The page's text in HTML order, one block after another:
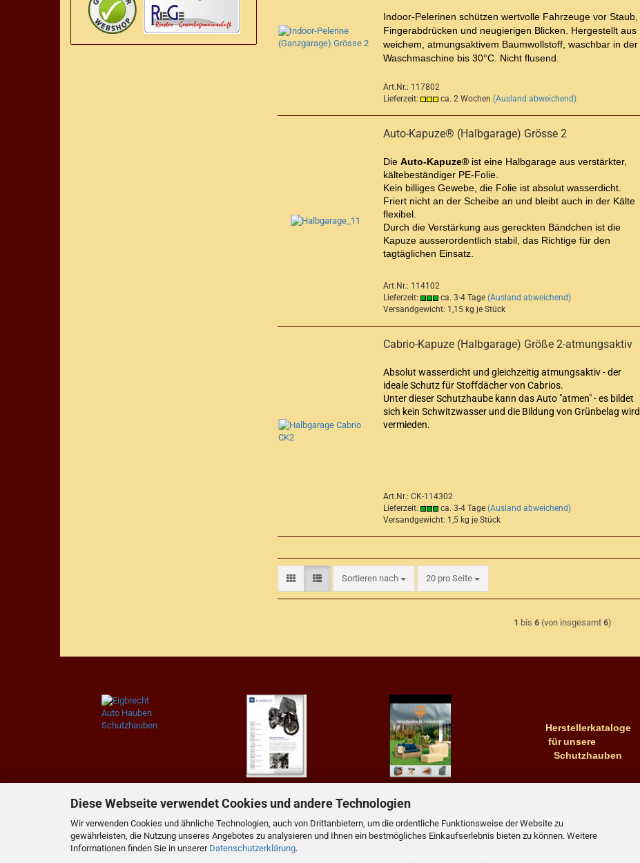
Diese Webseite verwendet Cookies und andere Technologien
Wir verwenden Cookies und ähnliche Technologien, auch von Drittanbietern, um die ordentliche Funktionsweise der Website zu
gewährleisten, die Nutzung unseres Angebotes zu analysieren und Ihnen ein bestmögliches Einkaufserlebnis bieten zu können. Weitere
Informationen finden Sie in unserer Datenschutzerklärung.
Indoor-Pelerinen schützen wertvolle Fahrzeuge vor Staub,
Fingerabdrücken und neugierigen Blicken. Hergestellt aus
weichem, atmungsaktivem Baumwollstoff, waschbar in der
Waschmaschine bis 30°C. Nicht flusend.
Art.Nr.: 117802
Lieferzeit:
ca. 2 Wochen (Ausland abweichend)
Auto-Kapuze® (Halbgarage) Grösse 2
Die Auto-Kapuze® ist eine Halbgarage aus verstärkter,
kältebeständiger PE-Folie.
Kein billiges Gewebe, die Folie ist absolut wasserdicht.
Friert nicht an der Scheibe an und bleibt auch in der Kälte
flexibel.
Durch die Verstärkung aus gereckten Bändchen ist die
Kapuze ausserordentlich stabil, das Richtige für den
tagtäglichen Einsatz.
Art.Nr.: 114102
Lieferzeit:
ca. 3-4 Tage (Ausland abweichend)
Versandgewicht: 1,15 kg je Stück
Cabrio-Kapuze (Halbgarage) Größe 2-atmungsaktiv
Absolut wasserdicht und gleichzeitig atmungsaktiv - der
ideale Schutz für Stoffdächer von Cabrios.
Unter dieser Schutzhaube kann das Auto "atmen" - es bildet
sich kein Schwitzwasser und die Bildung von Grünbelag wird
vermieden.
Art.Nr.: CK-114302
Lieferzeit:
ca. 3-4 Tage (Ausland abweichend)
Versandgewicht: 1,5 kg je Stück
Sortieren nach
Sortieren nach 20 pro Seite
pro Seite
1 bis 6(von insgesamt 6)
Herstellerkataloge
fürunsere
Schutzhauben